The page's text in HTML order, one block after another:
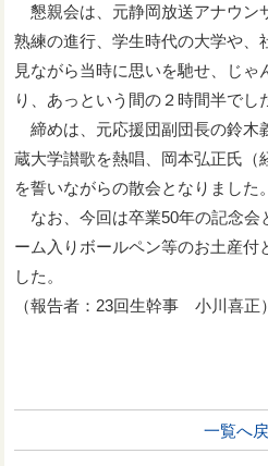
懇親会は、元静岡放送アナウン
熟練の進行、学生時代の大学や、
見ながら当時に思いを馳せ、じゃ
り、あっという間の２時間半でし
締めは、元応援団副団長の鈴木
蔵大学讃歌を熱唱、岡本弘正氏（
を誓いながらの散会となりました。
なお、今回は卒業50年の記念会
ーム入りボールペン等のお土産付
した。
（報告者：23回生幹事 小川喜正）
一覧へ